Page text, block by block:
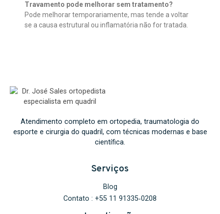
Travamento pode melhorar sem tratamento?
Pode melhorar temporariamente, mas tende a voltar
se a causa estrutural ou inflamatória não for tratada.
Atendimento completo em ortopedia, traumatologia do
esporte e cirurgia do quadril, com técnicas modernas e base
científica.
Serviços
Blog
Contato : ‪+55 11 91335‑0208‬